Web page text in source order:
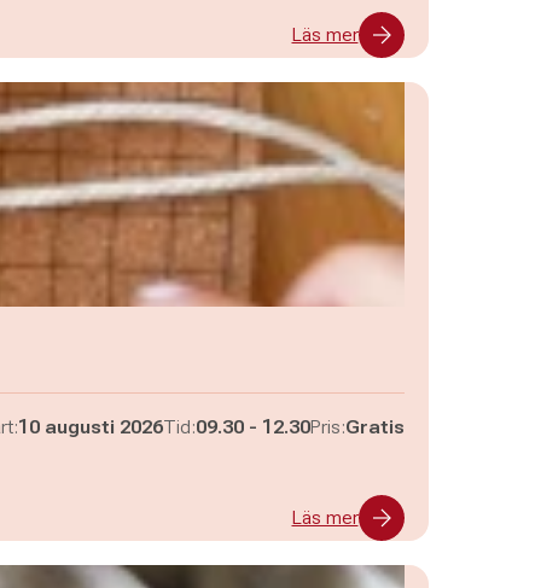
Läs mer
10 augusti 2026Tid:Pågår mellan
09.30 - och
12.30Pris:Gratis
Läs mer